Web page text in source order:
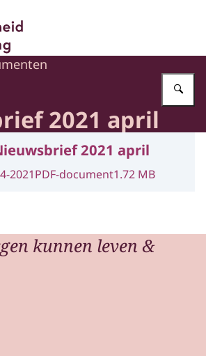
van Raad voor Volksgezondheid en
2021 april
2021 april
2021PDF-document1.72 MB
kunnen leven &